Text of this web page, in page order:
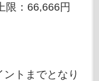
限：66,666円
トまでとなり